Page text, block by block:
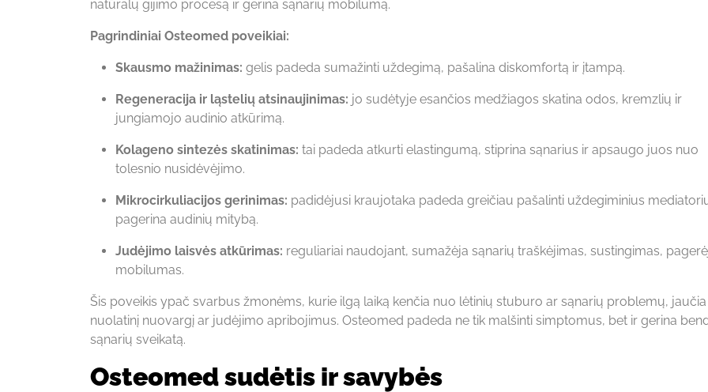
natūralų gijimo procesą ir gerina sąnarių mobilumą.
Pagrindiniai Osteomed poveikiai:
Skausmo mažinimas: gelis padeda sumažinti uždegimą, pašalina diskomfortą ir įtampą.
Regeneracija ir ląstelių atsinaujinimas: jo sudėtyje esančios medžiagos skatina odos, kremzlių ir
jungiamojo audinio atkūrimą.
Kolageno sintezės skatinimas: tai padeda atkurti elastingumą, stiprina sąnarius ir apsaugo juos nuo
tolesnio nusidėvėjimo.
Mikrocirkuliacijos gerinimas: padidėjusi kraujotaka padeda greičiau pašalinti uždegiminius
pagerina audinių mitybą.
Judėjimo laisvės atkūrimas: reguliariai naudojant, sumažėja sąnarių traškėjimas, sustingimas,
mobilumas.
Šis poveikis ypač svarbus žmonėms, kurie ilgą laiką kenčia nuo lėtinių stuburo ar sąnarių problemų, jaučia
nuolatinį nuovargį ar judėjimo apribojimus. Osteomed padeda ne tik malšinti simptomus, bet ir gerina
sąnarių sveikatą.
Osteomed sudėtis ir savybės